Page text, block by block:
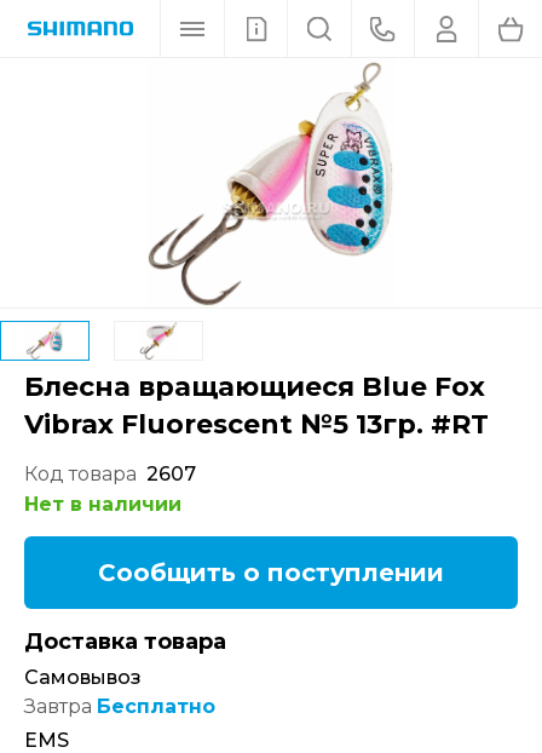
Блесна вращающиеся Blue Fox
Vibrax Fluorescent №5 13гр. #RT
Код товара 2607
Нет в наличии
Сообщить о поступлении
Доставка товара
Самовывоз
Завтра Бесплатно
EMS